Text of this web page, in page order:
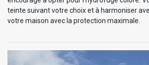
teinte suivant votre choix et à harmoniser
votre maison avec la protection maximale.